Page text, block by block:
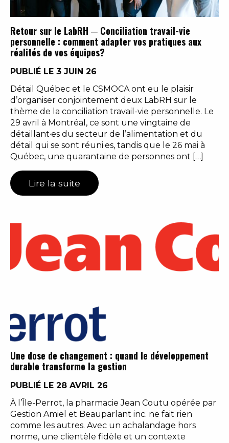
Retour sur le LabRH ─ Conciliation travail-vie
personnelle : comment adapter vos pratiques aux
réalités de vos équipes?
PUBLIÉ LE 3 JUIN 26
Détail Québec et le CSMOCA ont eu le plaisir
d’organiser conjointement deux LabRH sur le
thème de la conciliation travail-vie personnelle. Le
29 avril à Montréal, ce sont une vingtaine de
détaillant·es du secteur de l’alimentation et du
détail qui se sont réuni·es, tandis que le 26 mai à
Québec, une quarantaine de personnes ont […]
Lire la suite
Une dose de changement : quand le développement
durable transforme la gestion
PUBLIÉ LE 28 AVRIL 26
À l’Île-Perrot, la pharmacie Jean Coutu opérée par
Gestion Amiel et Beauparlant inc. ne fait rien
comme les autres. Avec un achalandage hors
norme, une clientèle fidèle et un contexte